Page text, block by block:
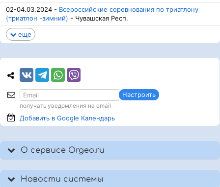
02-04.03.2024 - Всероссийские соревнования по триатлону
(триатлон -зимний) - Чувашская Респ.
еще
Настроить
получать уведомления на email
Добавить в Google Календарь
О сервисе Orgeo.ru
Новости системы